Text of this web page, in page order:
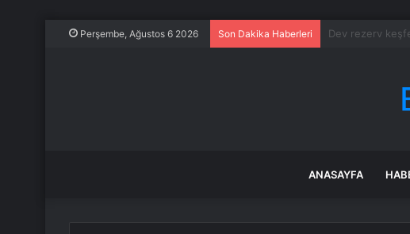
Perşembe, Ağustos 6 2026 Son Dakika Haberleri 96 yıllık evi
ANASAYFA